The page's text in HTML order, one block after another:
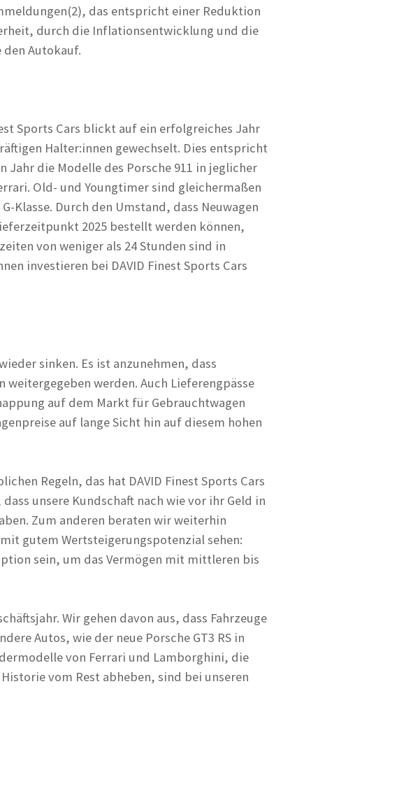
das entspricht einer Reduktion
durch die Inflationsentwicklung und die
Autokauf.
Sports Cars blickt auf ein erfolgreiches Jahr
Halter:innen gewechselt. Dies entspricht
Jahr die Modelle des Porsche 911 in jeglicher
Old- und Youngtimer sind gleichermaßen
Klasse. Durch den Umstand, dass Neuwagen
2025 bestellt werden können,
von weniger als 24 Stunden sind in
investieren bei DAVID Finest Sports Cars
sinken. Es ist anzunehmen, dass
werden. Auch Lieferengpässe
auf dem Markt für Gebrauchtwagen
auf lange Sicht hin auf diesem hohen
Regeln, das hat DAVID Finest Sports Cars
unsere Kundschaft nach wie vor ihr Geld in
Zum anderen beraten wir weiterhin
gutem Wertsteigerungspotenzial sehen:
sein, um das Vermögen mit mittleren bis
Wir gehen davon aus, dass Fahrzeuge
Autos, wie der neue Porsche GT3 RS in
von Ferrari und Lamborghini, die
vom Rest abheben, sind bei unseren